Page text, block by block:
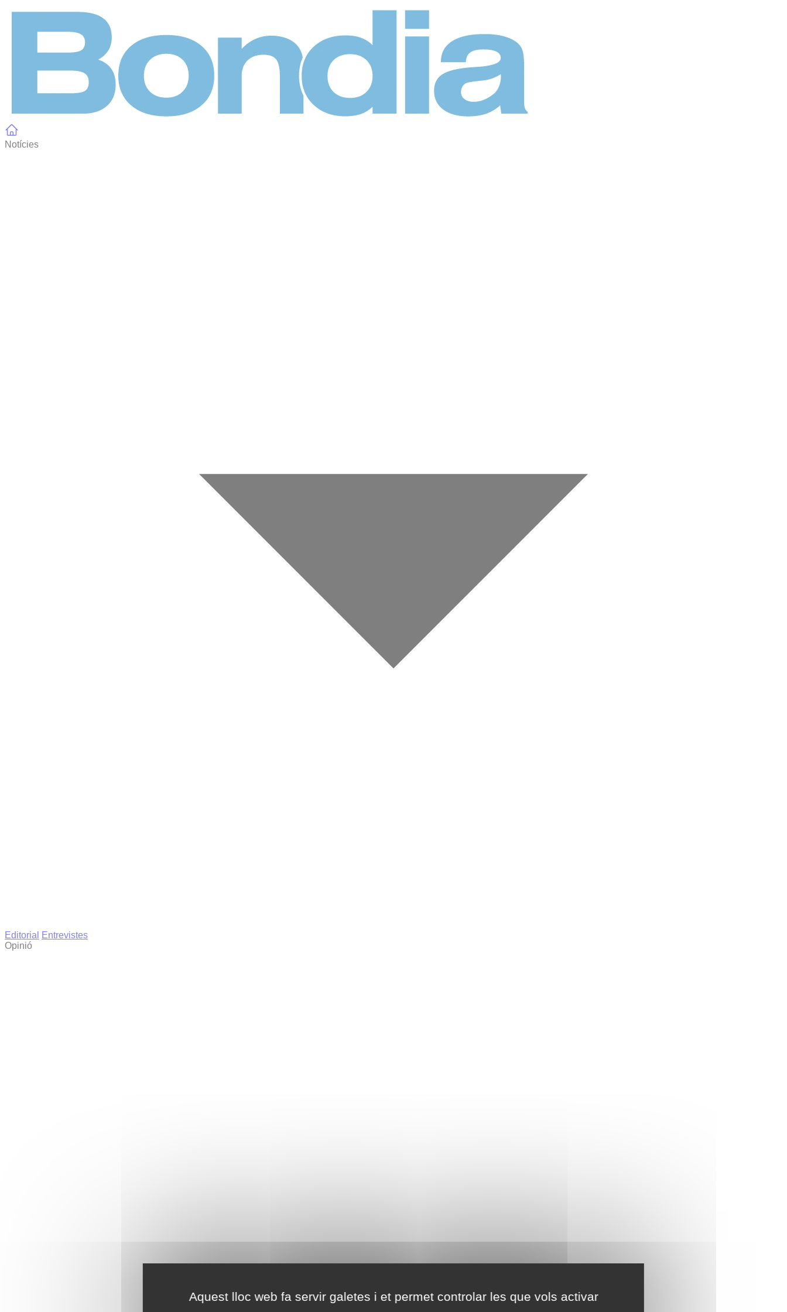
Aquest lloc web fa servir galetes i et permet controlar les que vols activar
Notícies
Editorial
Entrevistes
Opinió